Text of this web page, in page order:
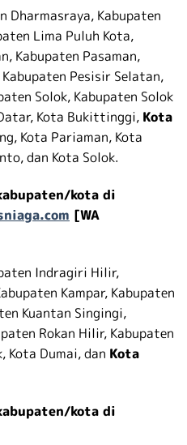
Dharmasraya, Kabupaten
Lima Puluh Kota,
Kabupaten Pasaman,
Pesisir Selatan,
Solok, Kabupaten Solok
Kota Bukittinggi, Kota
Kota Pariaman, Kota
dan Kota Solok.
kota di
[WA
Indragiri Hilir,
Kampar, Kabupaten
Kuantan Singingi,
Rokan Hilir, Kabupaten
Kota Dumai, dan Kota
kota di